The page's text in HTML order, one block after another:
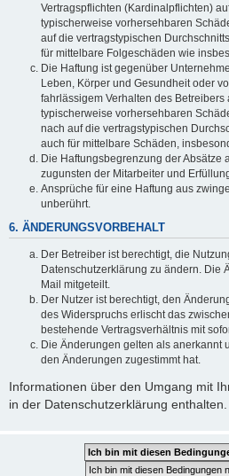
Vertragspflichten (Kardinalpflichten)
typischerweise vorhersehbaren
auf die vertragstypischen
für mittelbare Folgeschäden wie
Die Haftung ist gegenüber
Leben, Körper und Gesundheit oder
fahrlässigem Verhalten des Betreibers
typischerweise vorhersehbaren
nach auf die vertragstypischen
auch für mittelbare Schäden,
Die Haftungsbegrenzung der Absätze
zugunsten der Mitarbeiter und
Ansprüche für eine Haftung aus
unberührt.
6. ÄNDERUNGSVORBEHALT
Der Betreiber ist berechtigt, die
Datenschutzerklärung zu ändern. Die
Mail mitgeteilt.
Der Nutzer ist berechtigt, den
des Widerspruchs erlischt das
bestehende Vertragsverhältnis mit
Die Änderungen gelten als anerkannt
den Änderungen zugestimmt hat.
Informationen über den Umgang mit
in der Datenschutzerklärung enthalten.